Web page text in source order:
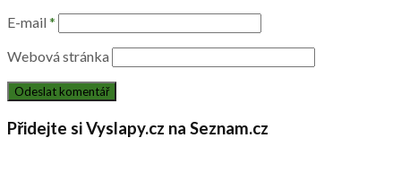
E-mail *
Webová stránka
Přidejte si Vyslapy.cz na Seznam.cz